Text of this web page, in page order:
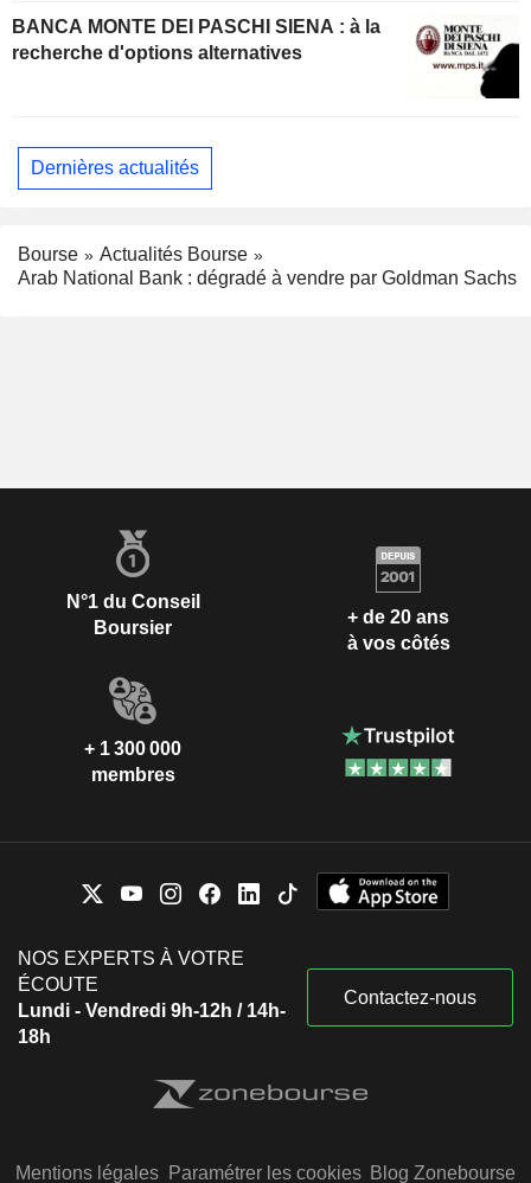
BANCA MONTE DEI PASCHI SIENA : à la
recherche d'options alternatives
Dernières actualités
Bourse
Actualités Bourse
Arab National Bank : dégradé à vendre par Goldman Sachs
N°1 du Conseil
Boursier
+ de 20 ans
à vos côtés
+ 1 300 000
membres
NOS EXPERTS À VOTRE
ÉCOUTE
Lundi - Vendredi 9h-12h / 14h-
18h
Contactez-nous
Mentions légales Paramétrer les cookies Blog Zonebourse